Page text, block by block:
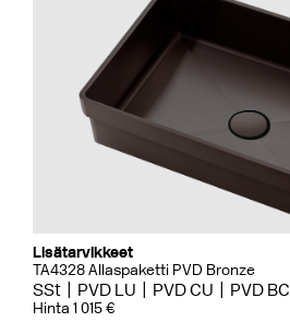
Lisätarvikkeet
TA4328 Allaspaketti PVD Bronze
SSt PVD LU PVD CU PVD BC
Hinta 1 015 €